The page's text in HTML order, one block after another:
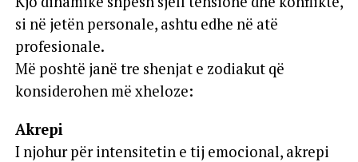
si në jetën personale, ashtu edhe në atë
profesionale.
Më poshtë janë tre shenjat e zodiakut që
konsiderohen më xheloze:
Akrepi
I njohur për intensitetin e tij emocional, akrepi